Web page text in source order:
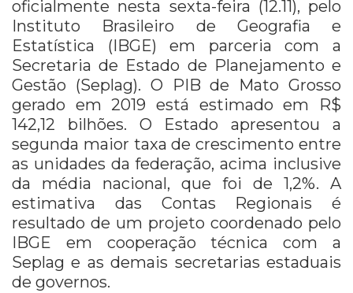
oficialmente nesta sexta-feira (12.11), pelo
Instituto Brasileiro de Geografia e
Estatística (IBGE) em parceria com a
Secretaria de Estado de Planejamento e
Gestão (Seplag). O PIB de Mato Grosso
gerado em 2019 está estimado em R$
142,12 bilhões. O Estado apresentou a
segunda maior taxa de crescimento entre
as unidades da federação, acima inclusive
da média nacional, que foi de 1,2%. A
estimativa das Contas Regionais é
resultado de um projeto coordenado pelo
IBGE em cooperação técnica com a
Seplag e as demais secretarias estaduais
de governos.